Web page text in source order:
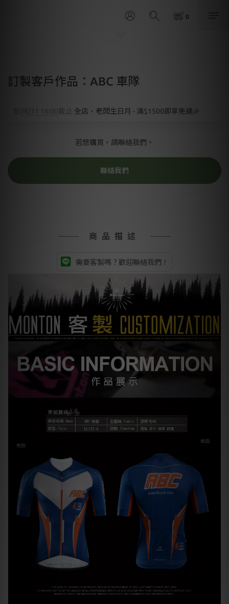
訂製客戶作品：ABC 車隊
08/31 16:00截止 全店，老闆生日月 - 滿$1500即享免運🎉
若想購買，請聯絡我們。
聯絡我們
商品描述
需要客製嗎？歡迎聯絡我們！